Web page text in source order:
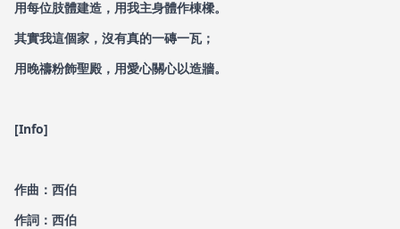
用每位肢體建造，用我主身體作棟樑。
其實我這個家，沒有真的一磚一瓦；
用晚禱粉飾聖殿，用愛心關心以造牆。
[Info]
作曲：西伯
作詞：西伯